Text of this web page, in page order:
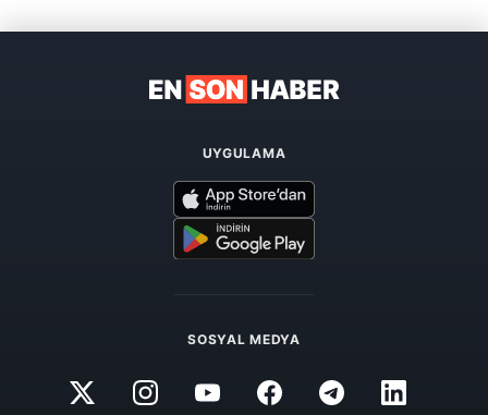
UYGULAMA
SOSYAL MEDYA